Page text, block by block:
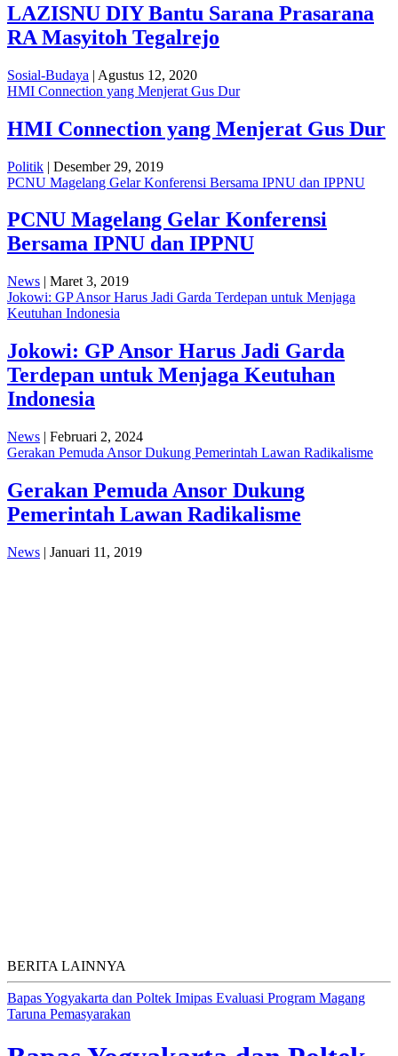
LAZISNU DIY Bantu Sarana Prasarana
RA Masyitoh Tegalrejo
Sosial-Budaya | Agustus 12, 2020
HMI Connection yang Menjerat Gus Dur
HMI Connection yang Menjerat Gus Dur
Politik | Desember 29, 2019
PCNU Magelang Gelar Konferensi Bersama IPNU dan IPPNU
PCNU Magelang Gelar Konferensi
Bersama IPNU dan IPPNU
News | Maret 3, 2019
Jokowi: GP Ansor Harus Jadi Garda Terdepan untuk Menjaga
Keutuhan Indonesia
Jokowi: GP Ansor Harus Jadi Garda
Terdepan untuk Menjaga Keutuhan
Indonesia
News | Februari 2, 2024
Gerakan Pemuda Ansor Dukung Pemerintah Lawan Radikalisme
Gerakan Pemuda Ansor Dukung
Pemerintah Lawan Radikalisme
News | Januari 11, 2019
BERITA LAINNYA
Bapas Yogyakarta dan Poltek Imipas Evaluasi Program Magang
Taruna Pemasyarakan